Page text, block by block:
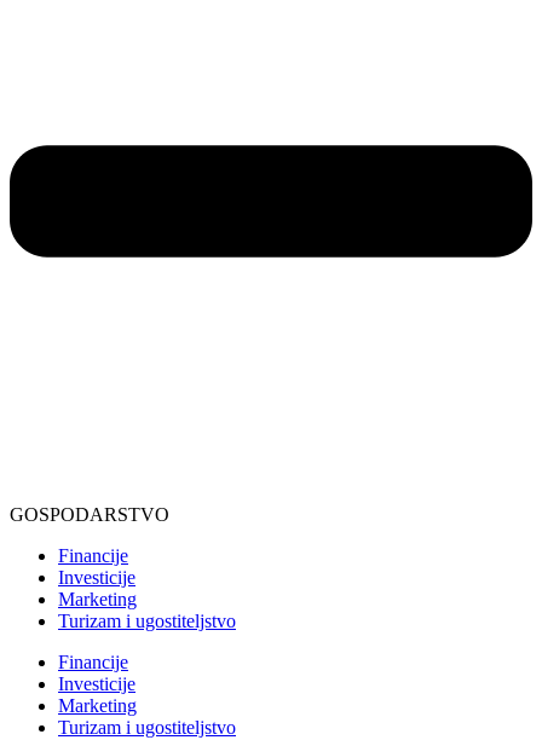
GOSPODARSTVO
Financije
Investicije
Marketing
Turizam i ugostiteljstvo
Financije
Investicije
Marketing
Turizam i ugostiteljstvo